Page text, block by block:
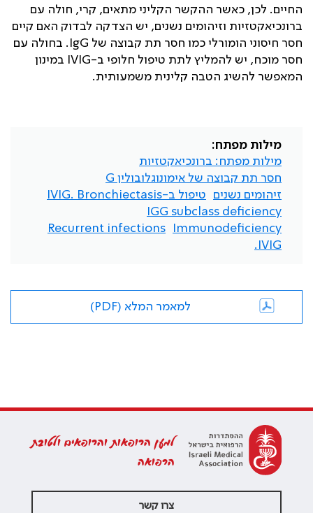
החיים. לכן, כאשר ההקשר הקליני מתאים, קרי, חולה עם
ברונכיאקטזיות וזיהומים נשנים, יש הצדקה לבדוק האם קיים
חסר חיסוני הומורלי כמו חסר תת קבוצה של IgG . בחולה עם
חסר מוכח, יש להמליץ לתת טיפול חלופי ב-IVIG במינון
המאפשר להשיג הטבה קלינית משמעותית.
מילות מפתח:
מילות מפתח: ברונכיאקטזיות
חסר תת קבוצה של אימונוגלובולין G
זיהומים נשנים
טיפול ב-IVIG. Bronchiectasis
IGG subclass deficiency
Immunodeficiency
Recurrent infections
IVIG.
למאמר המלא (PDF)
למען הרופאות והרופאים ולטובת
הרפואה
צרו קשר